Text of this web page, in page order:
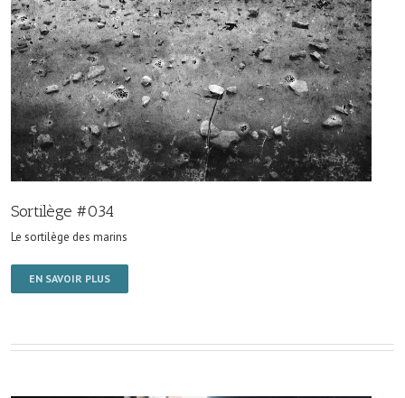
Sortilège #034
Le sortilège des marins
EN SAVOIR PLUS